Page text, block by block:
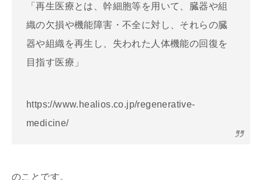
「再生医療とは、幹細胞等を用いて、臓器や組
織の欠損や機能障害・不全に対し、それらの臓
器や組織を再生し、失われた人体機能の回復を
目指す医療」
https://www.healios.co.jp/regenerative-
medicine/
のことです。